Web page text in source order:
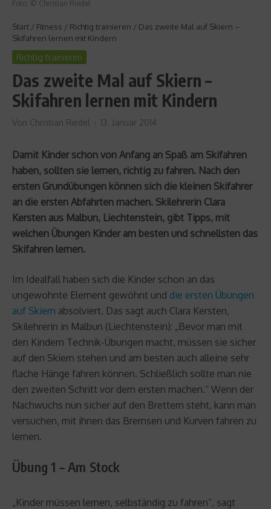
Foto: © Christian Riedel
Start / Fitness / Richtig trainieren / Das zweite Mal auf Skiern –
Skifahren lernen mit Kindern
Richtig trainieren
Das zweite Mal auf Skiern –
Skifahren lernen mit Kindern
Von Christian Riedel 13. Januar 2014
Damit Kinder schon von Anfang an Spaß am Skifahren
haben, sollten sie lernen, richtig zu fahren. Nach den
ersten Grundübungen können sich die kleinen Skifahrer
an die ersten Abfahrten machen. Skilehrerin Clara
Kersten aus Malbun, Liechtenstein, gibt Tipps, mit
welchen Übungen Kinder am besten und schnellsten das
Skifahren lernen.
Im Idealfall haben sich die Kinder schon an das
ungewohnte Element gewöhnt und die ersten Übungen
auf Skiern absolviert. Das sagt auch Clara Kersten,
Skilehrerin in Malbun (Liechtenstein): „Bevor man mit
den Kindern Technik-Übungen macht, müssen sie sicher
auf den Skiern stehen und am besten auch alleine sehr
flache Hänge fahren können. Schließlich sollte man nie
den zweiten Schritt vor dem ersten machen.“ Wenn der
Nachwuchs nun sicher auf den Brettern steht, kann man
versuchen, mit ihnen das Bremsen und Kurven fahren zu
lernen.
Übung 1 – Am Stock
„Kinder müssen lernen, selbständig zu fahren“, sagt